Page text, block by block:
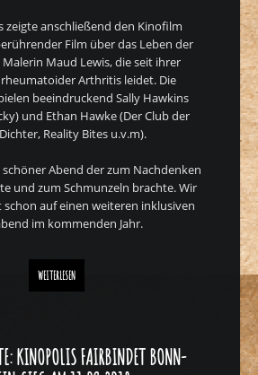
zeigte anschließend den Kinofilm
Film über das Leben der
Maud Lewis, die seit ihrer
Arthritis leidet. Die
beeindruckend Sally Hawkins
und Ethan Hawke (Der Club der
Reality Bites u.v.m).
schöner Abend der zum Nachdenken
und zum Schmunzeln brachte. Wir
auf einen weiteren inklusiven
im kommenden Jahr.
WEITERLESENVERANSTALTUNG „KINOPOLIS FAIRBINDET BONN-RHEIN-
KINOPOLIS FAIRBINDET BONN-